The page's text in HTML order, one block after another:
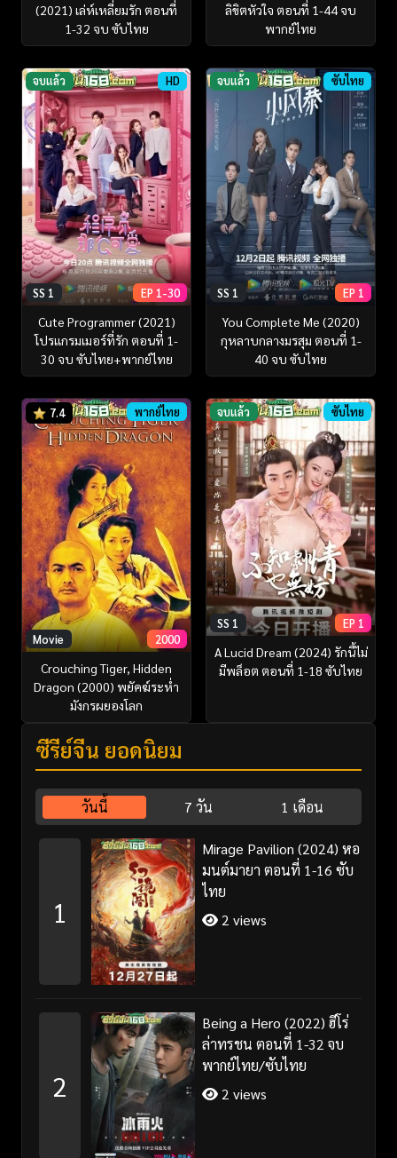
(2021) เล่ห์เหลี่ยมรัก ตอนที่
1-32 จบ ซับไทย
ลิขิตหัวใจ ตอนที่ 1-44 จบ
พากย์ไทย
จบแล้ว HD
SS 1 EP 1-30
Cute Programmer (2021)
โปรแกรมเมอร์ที่รัก ตอนที่ 1-
30 จบ ซับไทย+พากย์ไทย
จบแล้ว ซับไทย
SS 1 EP 1
You Complete Me (2020)
กุหลาบกลางมรสุม ตอนที่ 1-
40 จบ ซับไทย
7.4 พากย์ไทย
Movie 2000
Crouching Tiger, Hidden
Dragon (2000) พยัคฆ์ระห่ำ
มังกรผยองโลก
จบแล้ว ซับไทย
SS 1 EP 1
A Lucid Dream (2024) รักนี้ไม่
มีพล็อต ตอนที่ 1-18 ซับไทย
ซีรี่ย์จีน ยอดนิยม
วันนี้ 7 วัน 1 เดือน
1
Mirage Pavilion (2024) หอ
มนต์มายา ตอนที่ 1-16 ซับ
ไทย
2 views
2
Being a Hero (2022) ฮีโร่
ล่าทรชน ตอนที่ 1-32 จบ
พากย์ไทย/ซับไทย
2 views